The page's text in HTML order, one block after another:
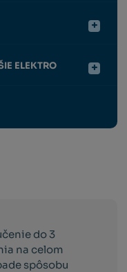
ELEKTRO
do 3
na celom
spôsobu